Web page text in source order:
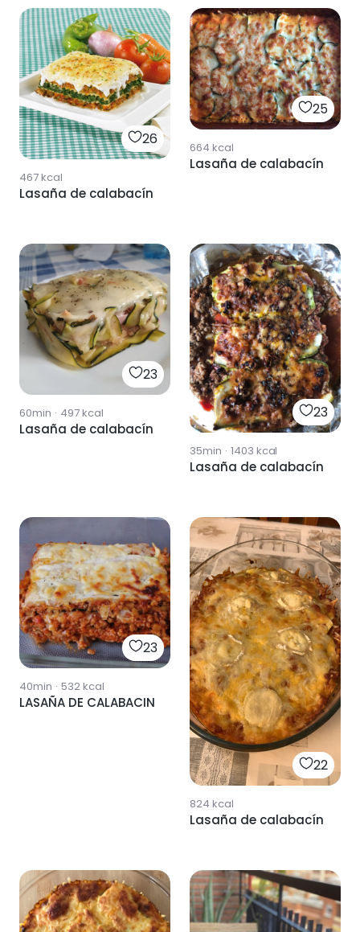
26
467kcal
Lasaña de calabacín
25
664 kcal
Lasaña de calabacín
23
60min · 497kcal
Lasaña de calabacín
23
35min · 1403 kcal
Lasaña de calabacín
23
40min · 532kcal
LASAÑA DE CALABACIN
22
824 kcal
Lasaña de calabacín